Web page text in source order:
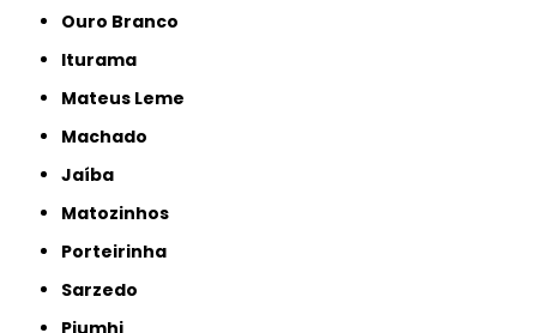
Ouro Branco
Iturama
Mateus Leme
Machado
Jaíba
Matozinhos
Porteirinha
Sarzedo